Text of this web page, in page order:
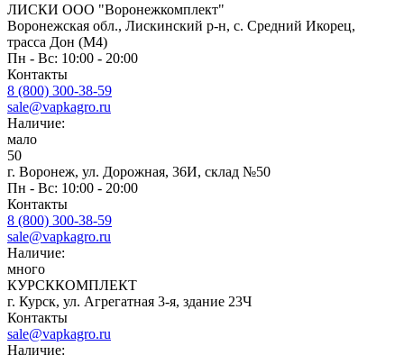
ЛИСКИ ООО "Воронежкомплект"
Воронежская обл., Лискинский р-н, с. Средний Икорец,
трасса Дон (М4)
Пн - Вс: 10:00 - 20:00
Контакты
8 (800) 300-38-59
sale@vapkagro.ru
Наличие:
мало
50
г. Воронеж, ул. Дорожная, 36И, склад №50
Пн - Вс: 10:00 - 20:00
Контакты
8 (800) 300-38-59
sale@vapkagro.ru
Наличие:
много
КУРСККОМПЛЕКТ
г. Курск, ул. Агрегатная 3-я, здание 23Ч
Контакты
sale@vapkagro.ru
Наличие: